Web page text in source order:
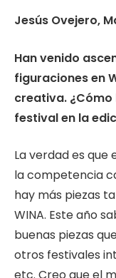
Jesús Ovejero,
Han venido
figuraciones en
creativa.
festival en la
La verdad es que
la competencia
hay más piezas
WINA. Este año
buenas piezas
otros festivales